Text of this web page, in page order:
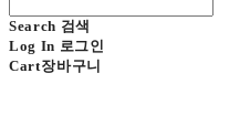
Search 검색
Log In 로그인
Cart장바구니